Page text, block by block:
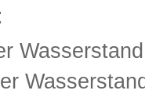
Wasserstand